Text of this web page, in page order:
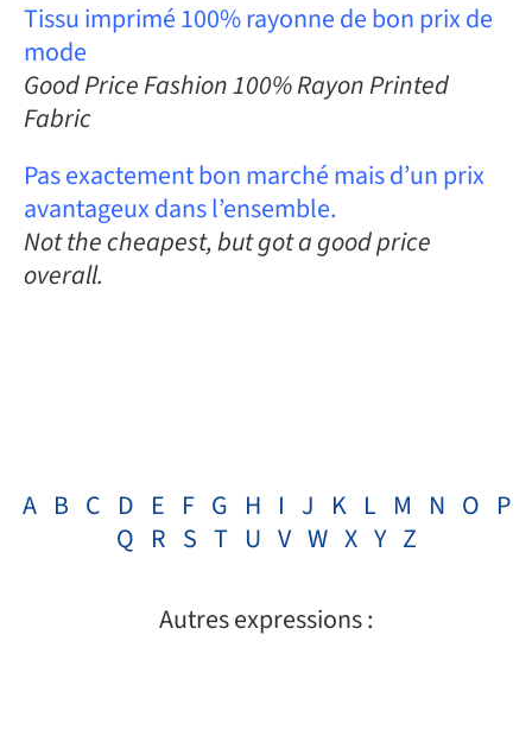
Tissu imprimé 100% rayonne de bon prix de
mode
Good Price Fashion 100% Rayon Printed
Fabric
Pas exactement bon marché mais d’un prix
avantageux dans l’ensemble.
Not the cheapest, but got a good price
overall.
A B C D E F G H I J K L M N O P
Q R S T U V W X Y Z
Autres expressions :